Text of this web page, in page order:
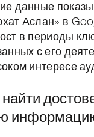
данные
Аслан» в
в периоды
с его
интересе